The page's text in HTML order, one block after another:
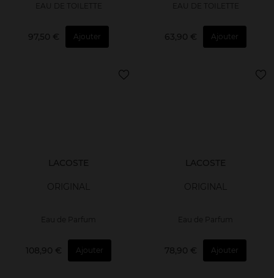
EAU DE TOILETTE
97,50 € Ajouter
EAU DE TOILETTE
63,90 € Ajouter
LACOSTE
ORIGINAL
Eau de Parfum
108,90 € Ajouter
LACOSTE
ORIGINAL
Eau de Parfum
78,90 € Ajouter